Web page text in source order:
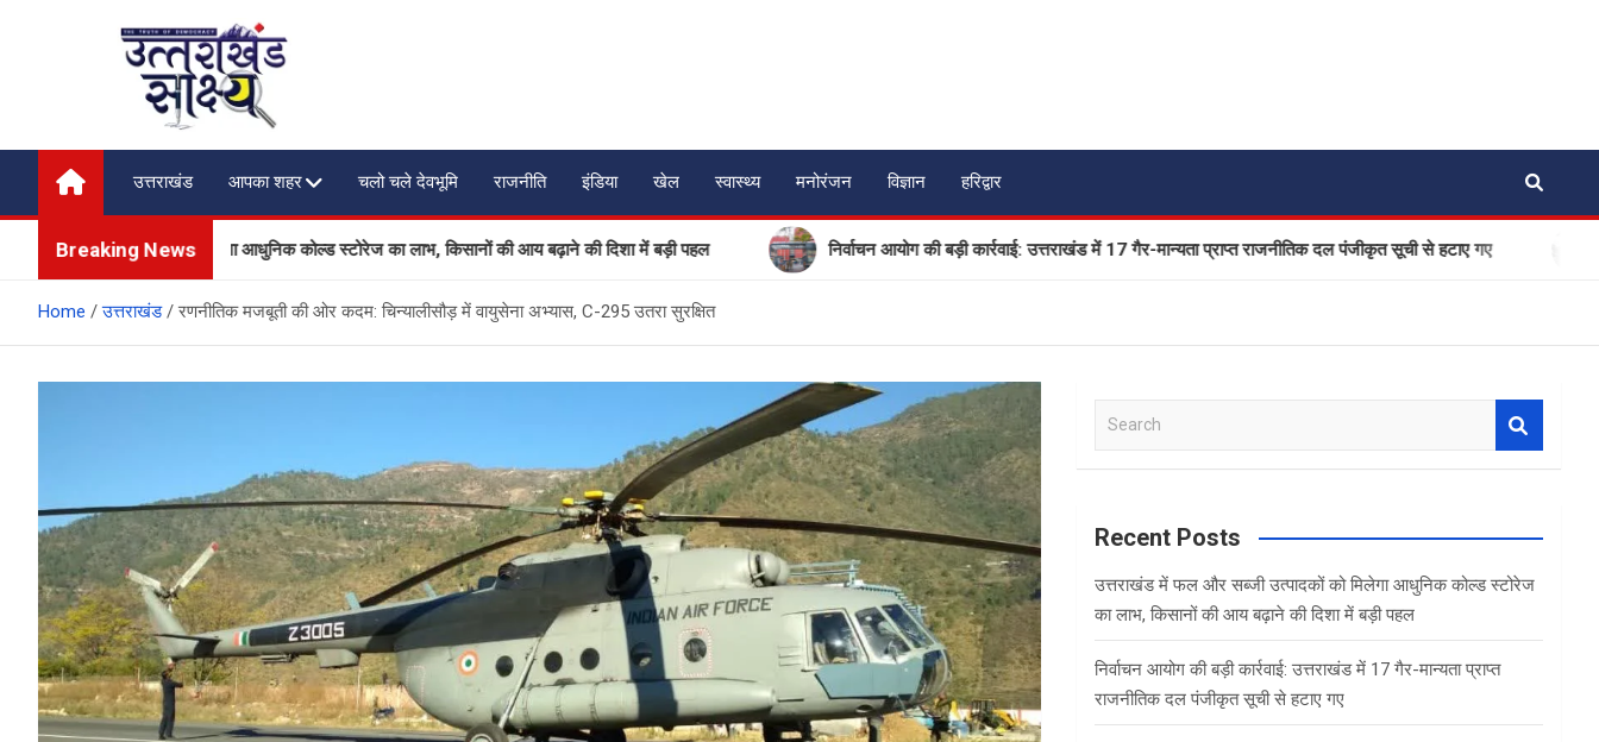
Uttarakhand Shakshya
My News Portal
उत्तराखंड
आपका शहर चलो चले देवभूमि राजनीति इंडिया खेल स्वास्थ्य मनोरंजन विज्ञान हरिद्वार
Breaking News
को मिलेगा आधुनिक कोल्ड स्टोरेज का लाभ, किसानों की आय बढ़ाने की दिशा में बड़ी पहल निर्वाचन आयोग की बड़ी कार्रवाई: उत्तराखंड में 17 गैर-मान्यता प्राप्त राजनीतिक दल पंजीकृत सूची से हटाए गए
Home उत्तराखंड रणनीतिक मजबूती की ओर कदम: चिन्यालीसौड़ में वायुसेना अभ्यास, C-295 उतरा सुरक्षित
a
c
Recent Posts
उत्तराखंड में फल और सब्जी उत्पादकों को मिलेगा आधुनिक कोल्ड स्टोरेज
का लाभ, किसानों की आय बढ़ाने की दिशा में बड़ी पहल
निर्वाचन आयोग की बड़ी कार्रवाई: उत्तराखंड में 17 गैर-मान्यता प्राप्त
राजनीतिक दल पंजीकृत सूची से हटाए गए